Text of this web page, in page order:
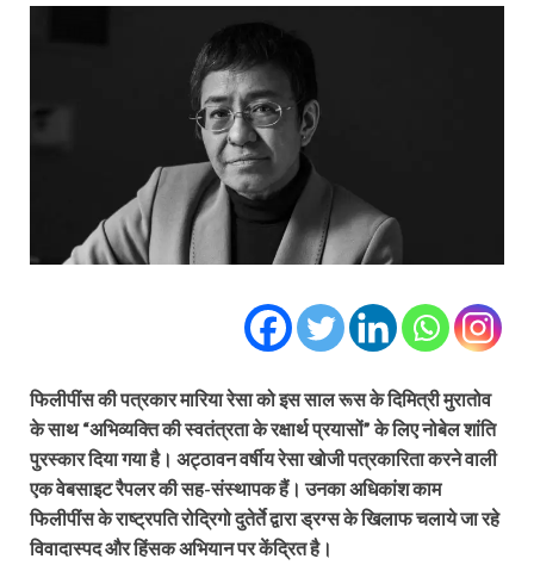
फिलीपींस की पत्रकार मारिया रेसा को इस साल रूस के दिमित्री मुरातोव
के साथ “अभिव्यक्ति की स्वतंत्रता के रक्षार्थ प्रयासों” के लिए नोबेल शांति
पुरस्कार दिया गया है। अट्ठावन वर्षीय रेसा खोजी पत्रकारिता करने वाली
एक वेबसाइट रैपलर की सह-संस्थापक हैं। उनका अधिकांश काम
फिलीपींस के राष्ट्रपति रोद्रिगो दुतेर्ते द्वारा ड्रग्स के खिलाफ चलाये जा रहे
विवादास्पद और हिंसक अभियान पर केंद्रित है।